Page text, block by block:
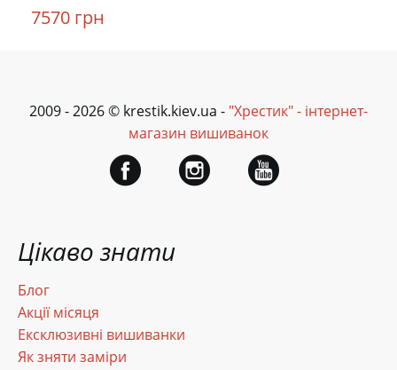
7570 грн
Цікаво знати
Блог
Акції місяця
Ексклюзивні вишиванки
Як зняти заміри
2009 - 2026 © krestik.kiev.ua - "Хрестик" - інтернет-
магазин вишиванок